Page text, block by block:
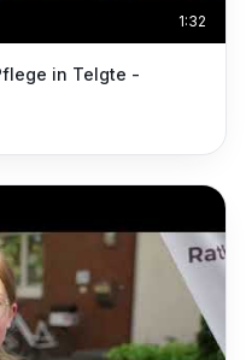
1:32
in Telgte -